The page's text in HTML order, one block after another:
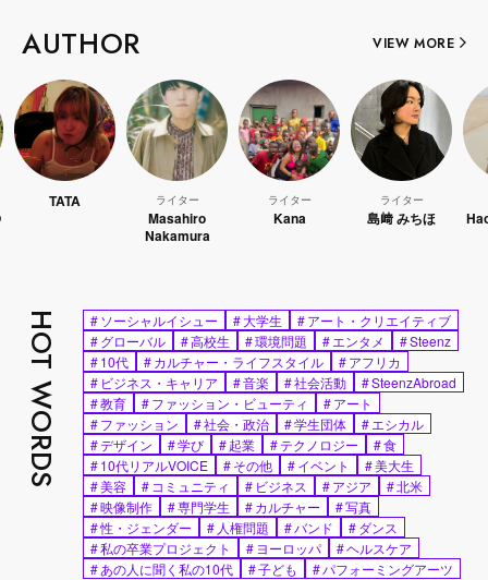
AUTHOR VIEW MORE
Masahiro
Nakamura
島﨑 みちほ Hao
HOT WORDS #ソーシャルイシュー #大学生 #アート・クリエイティブ
#グローバル #高校生 #環境問題 #エンタメ #Steenz
#10代 #カルチャー・ライフスタイル #アフリカ
# ビジネス・キャリア #音楽 #社会活動 #SteenzAbroad
#教育 #ファッション・ビューティ #アート
#ファッション #社会・政治 #学生団体 #エシカル
#デザイン #学び #起業 #テクノロジー #食
#10代リアルVOICE #その他 #イベント #美大生
#美容 # コミュニティ # ビジネス #アジア #北米
#映像制作 #専門学生 #カルチャー #写真
#性・ジェンダー # 人権問題 #バンド #ダンス
#私の卒業プロジェクト #ヨーロッパ #ヘルスケア
#あの人に聞く私の10代 #子ども #パフォーミングアーツ